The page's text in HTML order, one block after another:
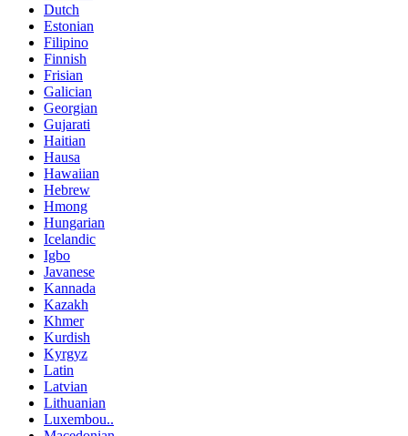
Dutch
Estonian
Filipino
Finnish
Frisian
Galician
Georgian
Gujarati
Haitian
Hausa
Hawaiian
Hebrew
Hmong
Hungarian
Icelandic
Igbo
Javanese
Kannada
Kazakh
Khmer
Kurdish
Kyrgyz
Latin
Latvian
Lithuanian
Luxembou..